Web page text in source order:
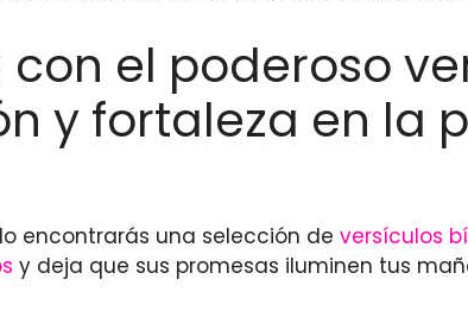
el poderoso
y fortaleza en la
encontrarás una selección de versículos
y deja que sus promesas iluminen tus